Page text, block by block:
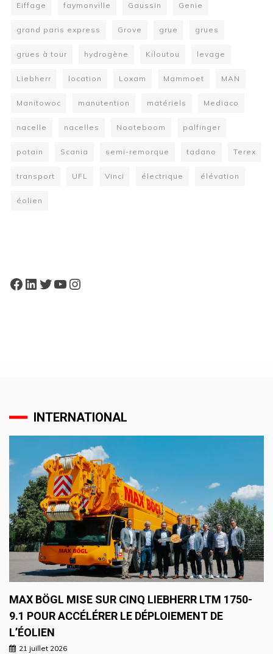
Eiffage faymonville Gaussin Genie
grand paris express Grove grue grues
grues à tour hydrogène Kiloutou levage
Liebherr location Loxam Mammoet MAN
Manitowoc manutention matériels Mediaco
nacelle nacelles Nooteboom palfinger
potain Scania semi-remorque tadano Terex
transport UFL Vinci électrique élévation
éolien
Facebook
LinkedIn
Twitter
YouTube
Instagram
INTERNATIONAL
MAX BÖGL MISE SUR CINQ LIEBHERR LTM 1750-
9.1 POUR ACCÉLÉRER LE DÉPLOIEMENT DE
L’ÉOLIEN
21 juillet 2026